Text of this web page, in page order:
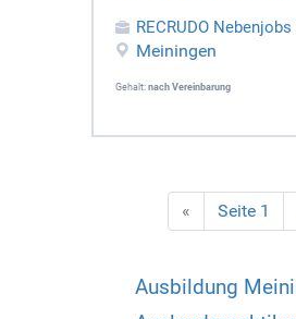
RECRUDO Nebenjobs
Meiningen
Gehalt: nach Vereinbarung
« Seite 1
Ausbildung